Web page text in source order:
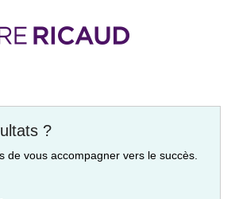
?
de vous accompagner vers le succès.